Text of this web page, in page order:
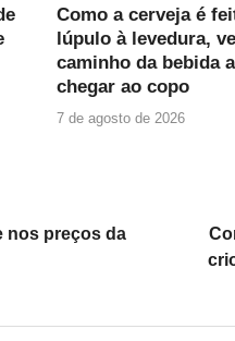
Como a cerveja é
lúpulo à levedura,
caminho da bebida
chegar ao copo
7 de agosto de 2026
nos preços da